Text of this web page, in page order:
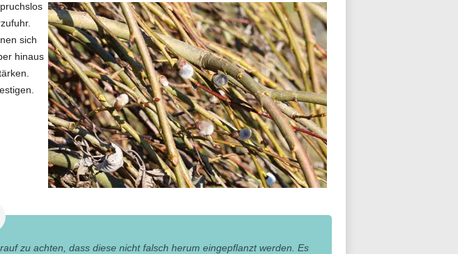
sich
hinaus
zu achten, dass diese nicht falsch herum eingepflanzt werden. Es